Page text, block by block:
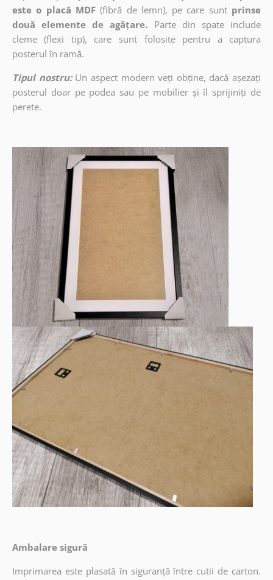
este o placă MDF (fibră de lemn), pe care sunt prinse
două elemente de agățare. Parte din spate include
cleme (flexi tip), care sunt folosite pentru a captura
posterul în ramă.
Tipul nostru: Un aspect modern veți obține, dacă așezați
posterul doar pe podea sau pe mobilier și îl sprijiniți de
perete.
Ambalare sigură
Imprimarea este plasată în siguranță între cutii de carton.